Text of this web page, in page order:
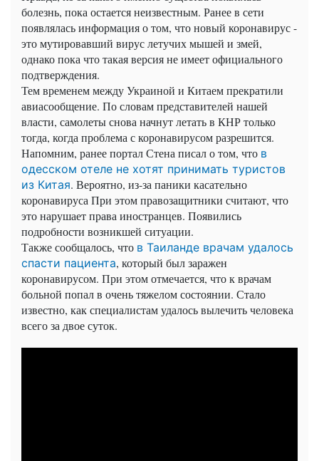
болезнь, пока остается неизвестным. Ранее в сети
появлялась информация о том, что новый коронавирус -
это мутировавший вирус летучих мышей и змей,
однако пока что такая версия не имеет официального
подтверждения.
Тем временем между Украиной и Китаем прекратили
авиасообщение. По словам представителей нашей
власти, самолеты снова начнут летать в КНР только
тогда, когда проблема с коронавирусом разрешится.
Напомним, ранее портал Стена писал о том, что в
одесском отеле не хотят принимать туристов
из Китая. Вероятно, из-за паники касательно
коронавируса При этом правозащитники считают, что
это нарушает права иностранцев. Появились
подробности возникшей ситуации.
Также сообщалось, что в Таиланде врачам удалось
спасти пациента, который был заражен
коронавирусом. При этом отмечается, что к врачам
больной попал в очень тяжелом состоянии. Стало
известно, как специалистам удалось вылечить человека
всего за двое суток.